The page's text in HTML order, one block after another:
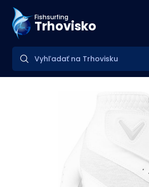
Fishsurfing
Trhovisko